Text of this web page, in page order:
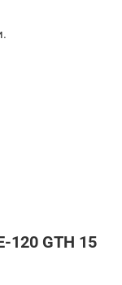
120 GTH 15